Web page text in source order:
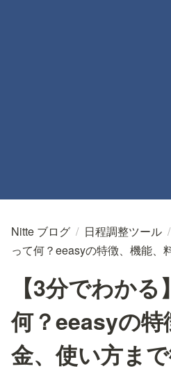
Nitte ブログ / 日程調整ツール /
って何？eeasyの特徴、機能、
【3分でわか
何？eeasyの特
金、使い方ま